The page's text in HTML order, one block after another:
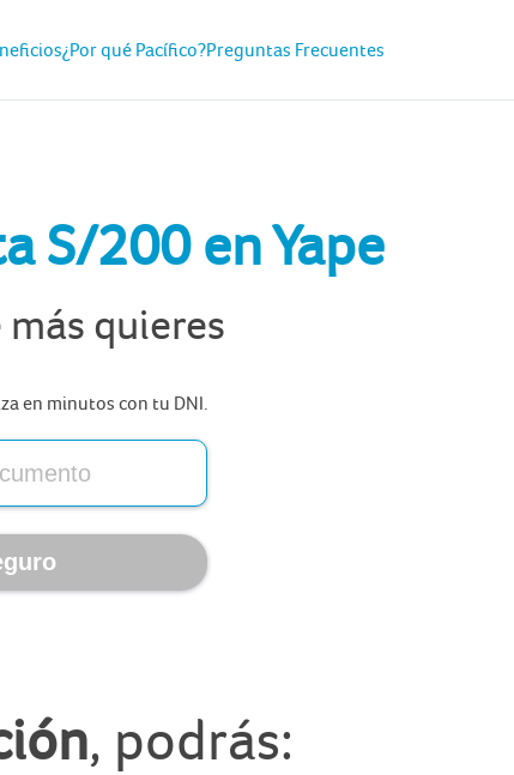
¿Por qué Pacífico?Preguntas Frecuentes
S/200 en Yape
quieres
en minutos con tu DNI.
, podrás: